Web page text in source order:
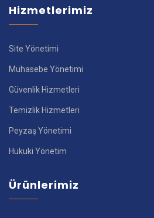
Hizmetlerimiz
Site Yönetimi
Muhasebe Yönetimi
Güvenlik Hizmetleri
Temizlik Hizmetleri
Peyzaş Yönetimi
Hukuki Yönetim
Ürünlerimiz